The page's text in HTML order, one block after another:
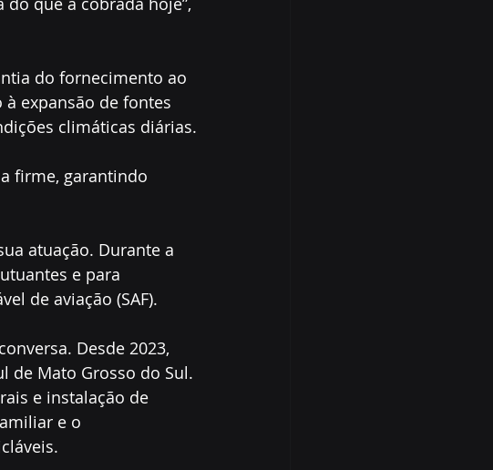
do fornecimento ao
expansão de fontes
climáticas diárias.
firme, garantindo
atuação. Durante a
e para
de aviação (SAF).
Desde 2023,
de Mato Grosso do Sul.
e instalação de
e o